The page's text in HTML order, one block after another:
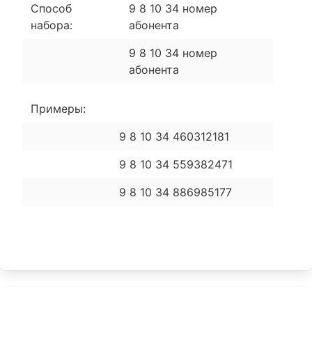
Способ
набора:
9 8 10 34 номер
абонента
9 8 10 34 номер
абонента
Примеры:
9 8 10 34 460312181
9 8 10 34 559382471
9 8 10 34 886985177